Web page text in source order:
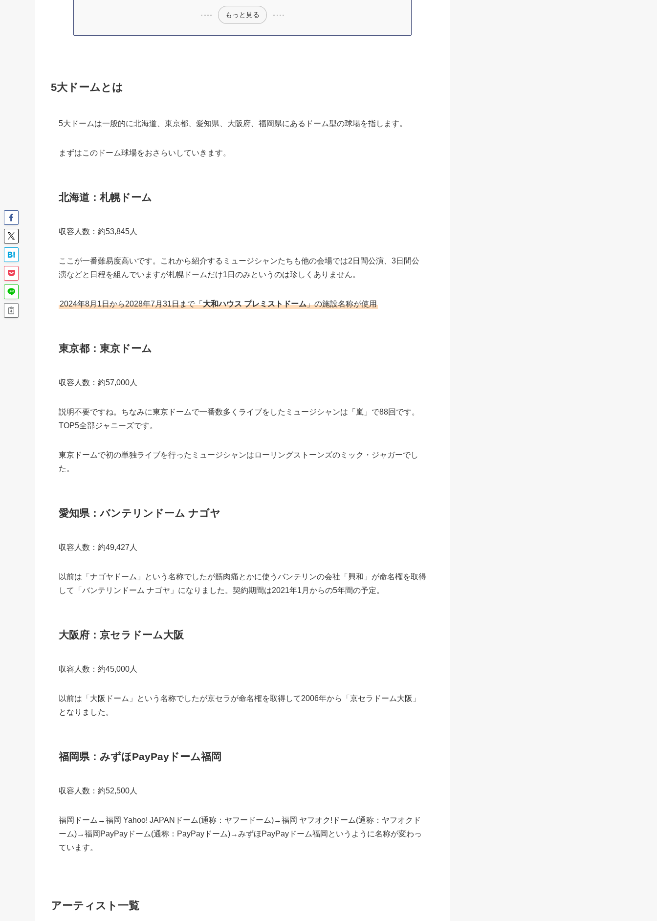
もっと見る
5大ドームとは
5大ドームは一般的に北海道、東京都、愛知県、大阪府、福岡県にあるドーム型の球場を指します。
まずはこのドーム球場をおさらいしていきます。
北海道：札幌ドーム
収容人数：約53,845人
ここが一番難易度高いです。これから紹介するミュージシャンたちも他の会場では2日間公演、3日間公
演などと日程を組んでいますが札幌ドームだけ1日のみというのは珍しくありません。
2024年8月1日から2028年7月31日まで「大和ハウス プレミストドーム」の施設名称が使用
東京都：東京ドーム
収容人数：約57,000人
説明不要ですね。ちなみに東京ドームで一番数多くライブをしたミュージシャンは「嵐」で88回です。
TOP5全部ジャニーズです。
東京ドームで初の単独ライブを行ったミュージシャンはローリングストーンズのミック・ジャガーでし
た。
愛知県：バンテリンドーム ナゴヤ
収容人数：約49,427人
以前は「ナゴヤドーム」という名称でしたが筋肉痛とかに使うバンテリンの会社「興和」が命名権を取得
して「バンテリンドーム ナゴヤ」になりました。契約期間は2021年1月からの5年間の予定。
大阪府：京セラドーム大阪
収容人数：約45,000人
以前は「大阪ドーム」という名称でしたが京セラが命名権を取得して2006年から「京セラドーム大阪」
となりました。
福岡県： みずほPayPayドーム福岡
収容人数：約52,500人
福岡ドーム→福岡 Yahoo! JAPANドーム(通称：ヤフードーム)→福岡 ヤフオク!ドーム(通称：ヤフオクド
ーム)→福岡PayPayドーム(通称：PayPayドーム)→みずほPayPayドーム福岡というように名称が変わっ
ています。
アーティスト一覧